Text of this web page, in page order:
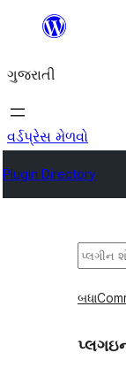
કંટેન્ટ(લખાણ)
જાઓ
ગુજરાતી
વર્ડપ્રેસ મેળવો
Plugin Directory
શોધો
બધા